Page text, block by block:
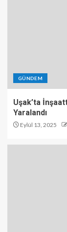
GÜNDEM
Uşak’ta
Yaralandı
Eylül 13, 2025